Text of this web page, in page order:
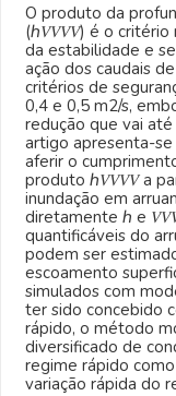
O produto da
(ℎ𝑉𝑉𝑉𝑉) é o critério
da estabilidade e
ação dos caudais
critérios de
0,4 e 0,5 m2/s,
redução que vai
artigo apresenta-
aferir o
produto ℎ𝑉𝑉𝑉𝑉a
inundação em
diretamente ℎ e
quantificáveis do
podem ser
escoamento
simulados com
ter sido concebido
rápido, o método
diversificado de
regime rápido
variação rápida do